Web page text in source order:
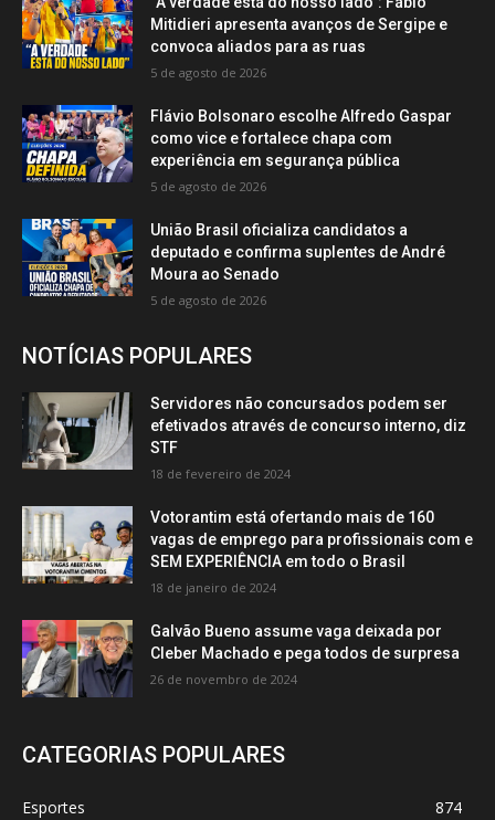
Mitidieri apresenta avanços de Sergipe e
convoca aliados para as ruas
5 de agosto de 2026
Flávio Bolsonaro escolhe Alfredo Gaspar
como vice e fortalece chapa com
experiência em segurança pública
5 de agosto de 2026
União Brasil oficializa candidatos a
deputado e confirma suplentes de André
Moura ao Senado
5 de agosto de 2026
NOTÍCIAS POPULARES
Servidores não concursados podem ser
efetivados através de concurso interno, diz
STF
18 de fevereiro de 2024
Votorantim está ofertando mais de 160
vagas de emprego para profissionais com e
SEM EXPERIÊNCIA em todo o Brasil
18 de janeiro de 2024
Galvão Bueno assume vaga deixada por
Cleber Machado e pega todos de surpresa
26 de novembro de 2024
CATEGORIAS POPULARES
Esportes
874